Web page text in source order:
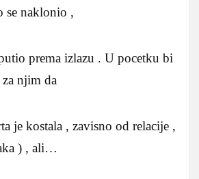
se naklonio ,
prema izlazu . U pocetku bi
njim da
je kostala , zavisno od relacije ,
) , ali…